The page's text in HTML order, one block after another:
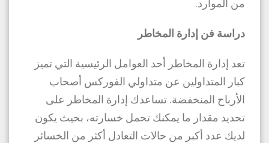
من الموارد.
دراسة فن إدارة المخاطر
تعد إدارة المخاطر أحد العوامل الرئيسية التي تميز
كبار المتداولين عن متداولي الفوركس أصحاب
الأرباح المنخفضة. تساعدك إدارة المخاطر على
تحديد مقدار ما يمكنك تحمل خسارته، بحيث يكون
لديك عدد أكبر من حالات التعادل أكثر من الخسائر